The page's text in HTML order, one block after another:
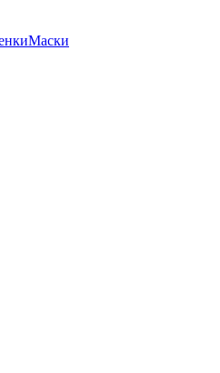
Маски